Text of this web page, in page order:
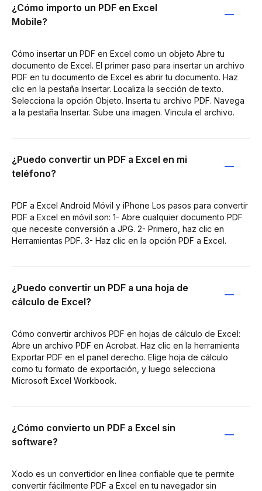
¿Cómo importo un PDF en Excel
Mobile?
Cómo insertar un PDF en Excel como un objeto Abre tu
documento de Excel. El primer paso para insertar un archivo
PDF en tu documento de Excel es abrir tu documento. Haz
clic en la pestaña Insertar. Localiza la sección de texto.
Selecciona la opción Objeto. Inserta tu archivo PDF. Navega
a la pestaña Insertar. Sube una imagen. Vincula el archivo.
¿Puedo convertir un PDF a Excel en mi
teléfono?
PDF a Excel Android Móvil y iPhone Los pasos para convertir
PDF a Excel en móvil son: 1- Abre cualquier documento PDF
que necesite conversión a JPG. 2- Primero, haz clic en
Herramientas PDF. 3- Haz clic en la opción PDF a Excel.
¿Puedo convertir un PDF a una hoja de
cálculo de Excel?
Cómo convertir archivos PDF en hojas de cálculo de Excel:
Abre un archivo PDF en Acrobat. Haz clic en la herramienta
Exportar PDF en el panel derecho. Elige hoja de cálculo
como tu formato de exportación, y luego selecciona
Microsoft Excel Workbook.
¿Cómo convierto un PDF a Excel sin
software?
Xodo es un convertidor en línea confiable que te permite
convertir fácilmente PDF a Excel en tu navegador sin